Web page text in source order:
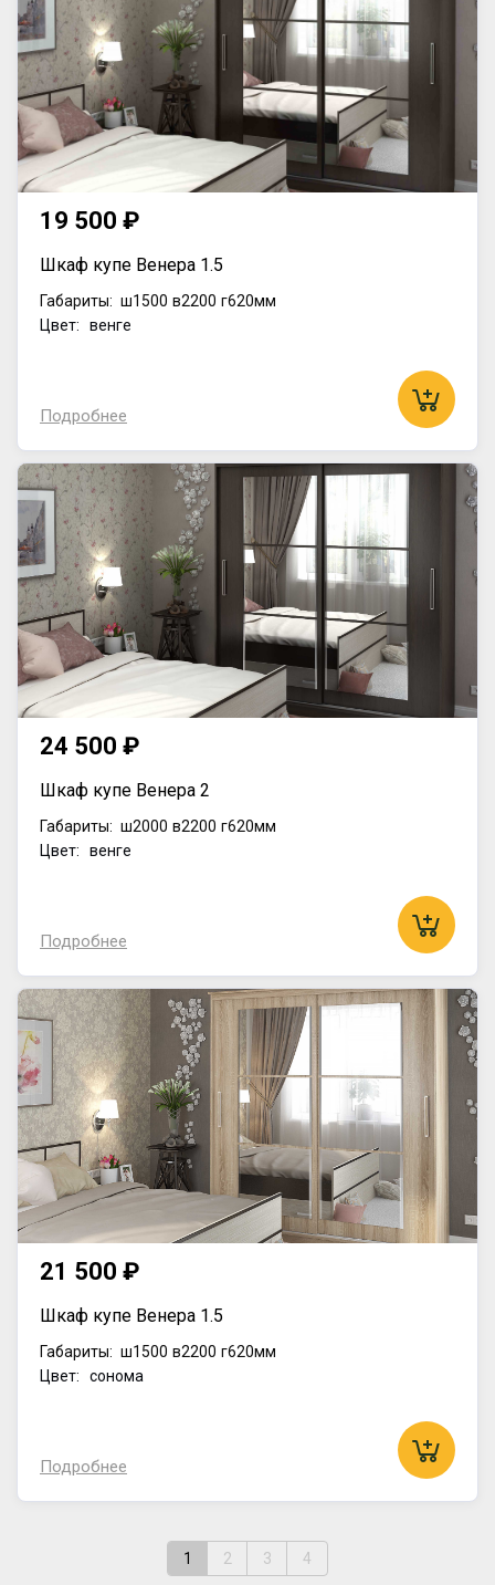
19 500 ₽
Шкаф купе Венера 1.5
Габариты: ш1500 в2200 г620мм
Цвет: венге
Подробнее
24 500 ₽
Шкаф купе Венера 2
Габариты: ш2000 в2200 г620мм
Цвет: венге
Подробнее
21 500 ₽
Шкаф купе Венера 1.5
Габариты: ш1500 в2200 г620мм
Цвет: сонома
Подробнее
1 2 3 4